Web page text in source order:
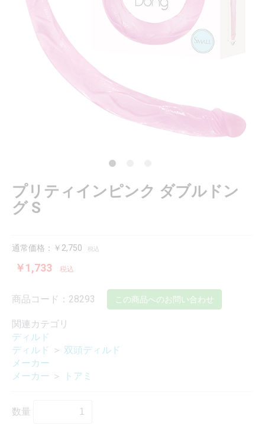
プリティインピンク ダブルドン
グ S
通常価格：￥2,750 税込
￥1,733 税込
商品コード：28293 この商品へのお問い合わせ
関連カテゴリ
ディルド
ディルド ＞ 双頭ディルド
メーカー
メーカー ＞ トアミ
数量